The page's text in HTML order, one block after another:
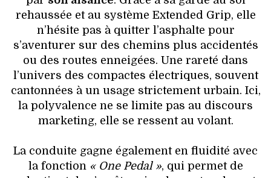
rehaussée et au système Extended Grip, elle
n’hésite pas à quitter l’asphalte pour
s’aventurer sur des chemins plus accidentés
ou des routes enneigées. Une rareté dans
l’univers des compactes électriques, souvent
cantonnées à un usage strictement urbain. Ici,
la polyvalence ne se limite pas au discours
marketing, elle se ressent au volant.
La conduite gagne également en fluidité avec
la fonction « One Pedal », qui permet de